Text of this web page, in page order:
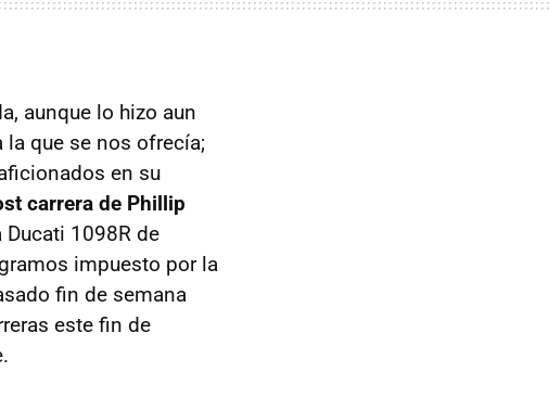
aunque lo hizo aun
que se nos ofrecía;
en su
carrera de Phillip
1098R de
impuesto por la
fin de semana
este fin de